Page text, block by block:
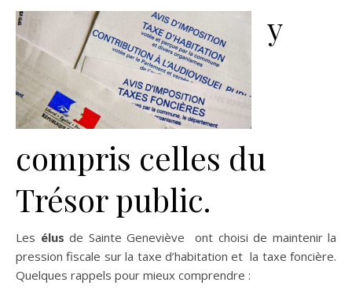
y
compris celles du
Trésor public.
Les élus de Sainte Geneviève ont choisi de maintenir la
pression fiscale sur la taxe d’habitation et la taxe foncière.
Quelques rappels pour mieux comprendre :